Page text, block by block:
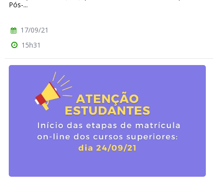
Pós-...
17/09/21
15h31